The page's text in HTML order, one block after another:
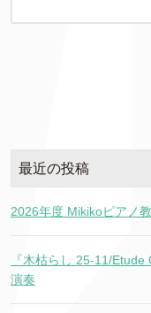
最近の投稿
2026年度 Mikikoピアノ
『木枯らし 25-11/
演奏